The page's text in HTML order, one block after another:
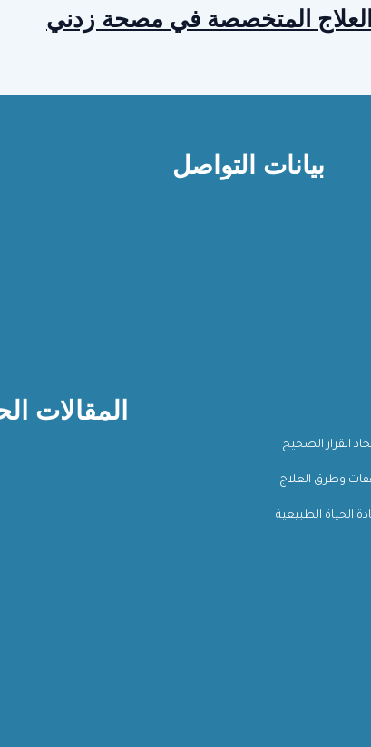
العلاج المتخصصة في مصحة زدني
بيانات التواصل
المقالات
القرار الصحيح
وطرق العلاج
الحياة الطبيعية